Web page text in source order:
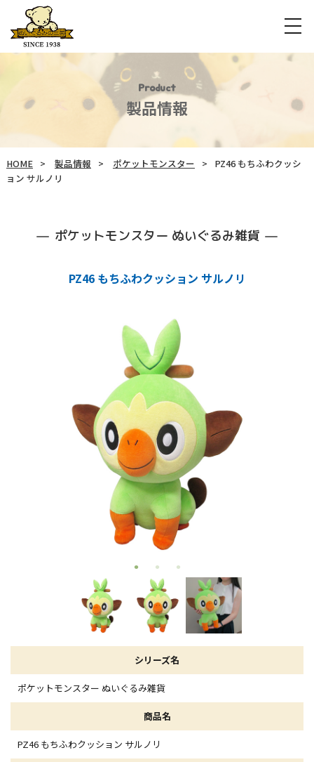
Product
製品情報
HOME 製品情報 ポケットモンスター
PZ46 もちふわクッシ
ョン サルノリ
ポケットモンスター ぬいぐるみ雑貨
PZ46 もちふわクッション サルノリ
シリーズ名
ポケットモンスター ぬいぐるみ雑貨
商品名
PZ46 もちふわクッション サルノリ